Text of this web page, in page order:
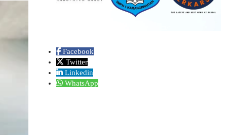
Facebook
Twitter
Linkedin
WhatsApp